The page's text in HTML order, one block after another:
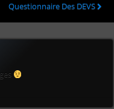
Questionnaire Des DEVS